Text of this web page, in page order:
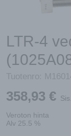
LTR-4
Tuotenro:
358,93 €
Veroton hinta
Alv 25.5 %